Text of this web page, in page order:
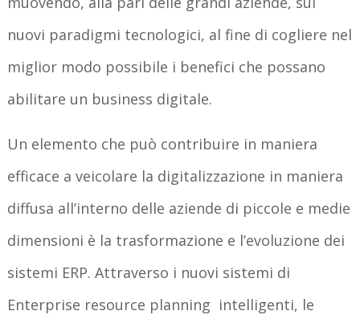
nuovi paradigmi tecnologici, al fine di cogliere nel
miglior modo possibile i benefici che possano
abilitare un business digitale.
Un elemento che può contribuire in maniera
efficace a veicolare la digitalizzazione in maniera
diffusa all’interno delle aziende di piccole e medie
dimensioni è la trasformazione e l’evoluzione dei
sistemi ERP. Attraverso i nuovi sistemi di
Enterprise resource planning intelligenti, le